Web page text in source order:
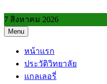
to
content
7 สิงหาคม 2026
Menu
หน้าแรก
ประวัติวิทยาลัย
แกลเลอรี่